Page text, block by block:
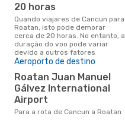
20 horas
Quando viajares de Cancun para
Roatan, isto pode demorar
cerca de 20 horas. No entanto, a
duração do voo pode variar
devido a outros fatores
Aeroporto de destino
Roatan Juan Manuel
Gálvez International
Airport
Para a rota de Cancun a Roatan